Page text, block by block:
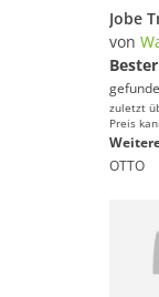
von
zuletzt
Preis
OTTO